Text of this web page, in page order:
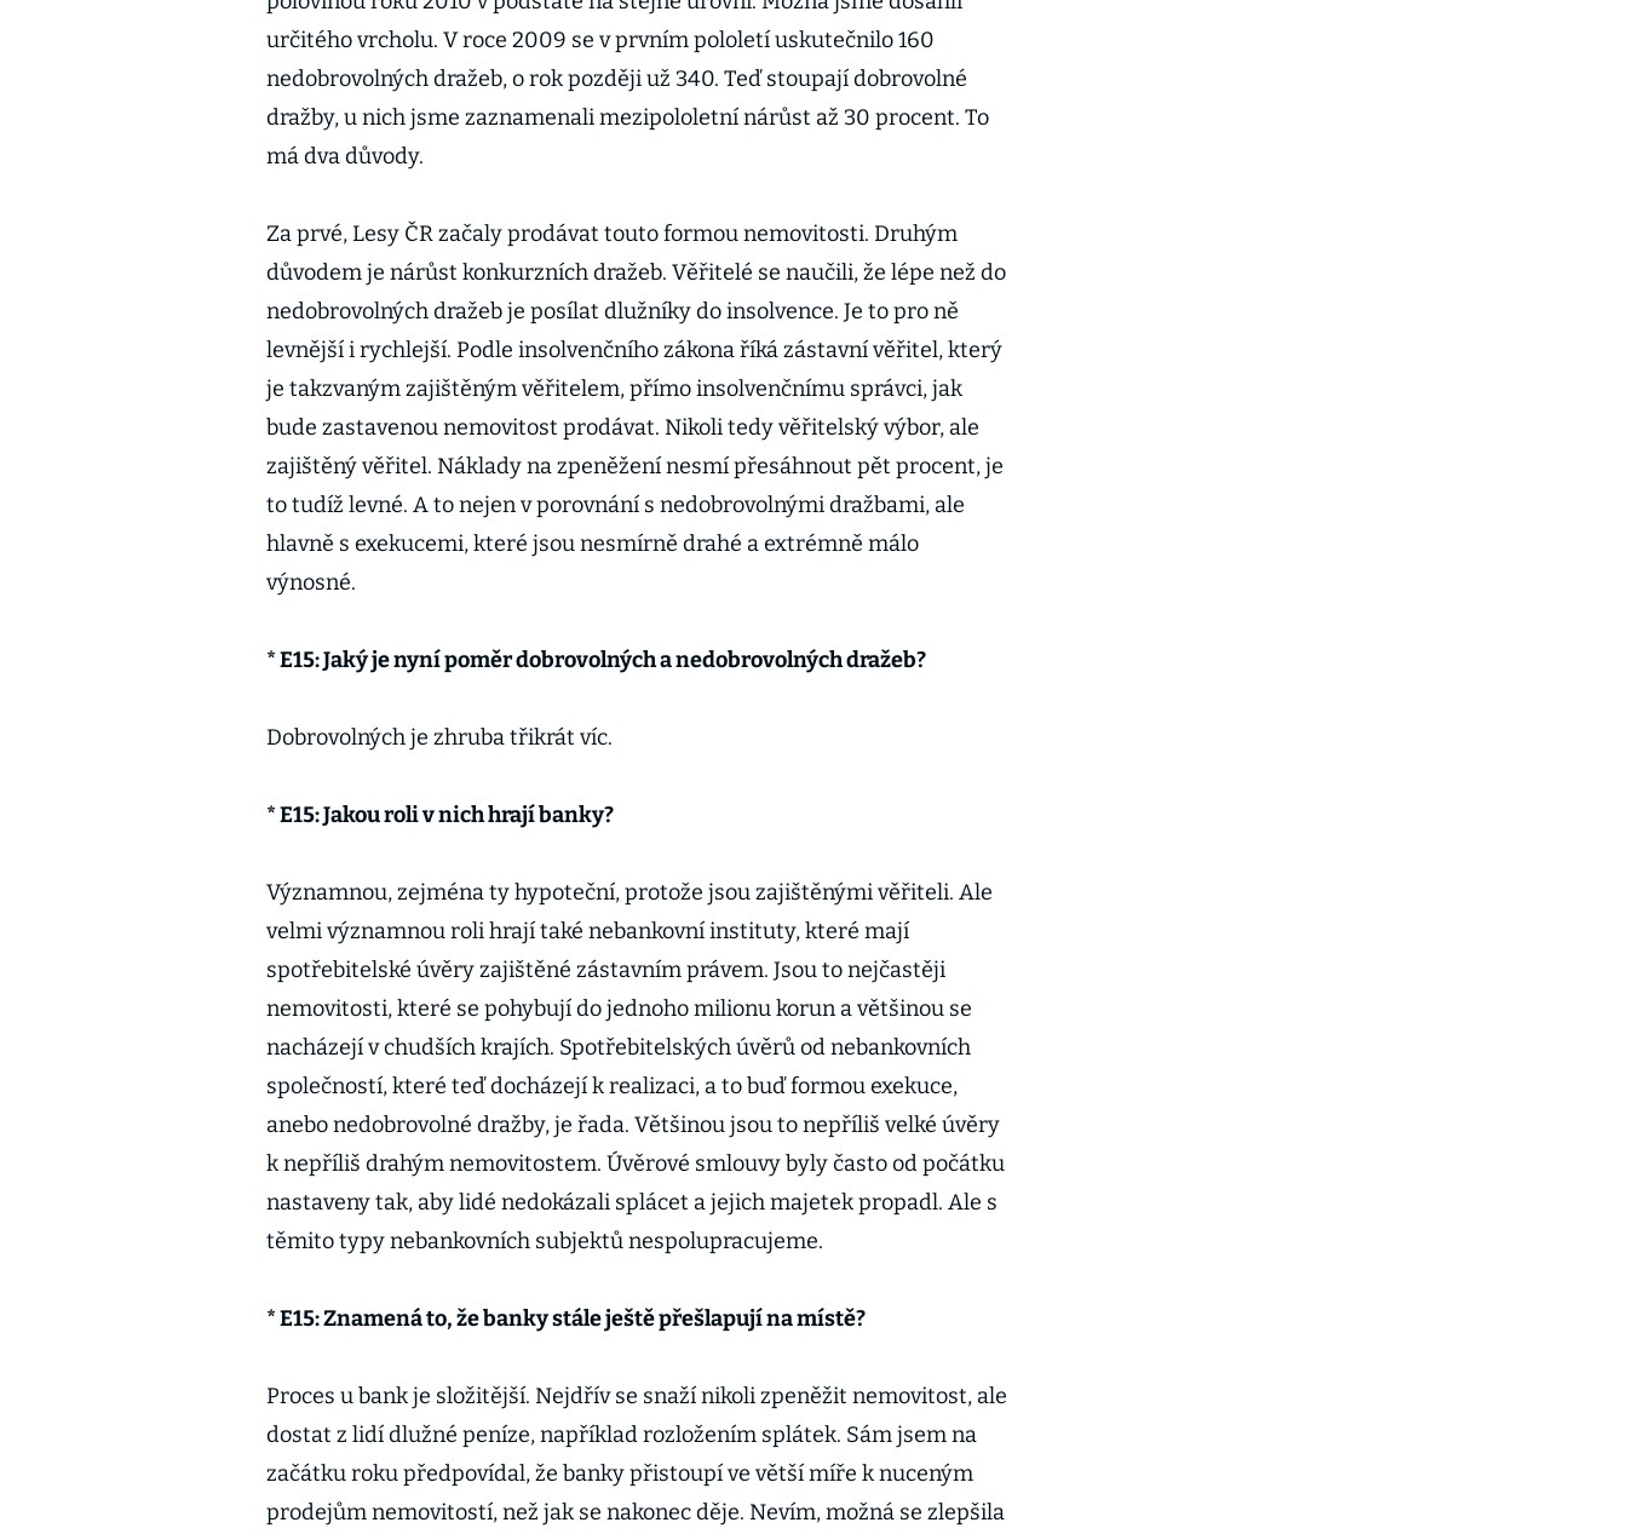
určitého vrcholu. V roce 2009 se v prvním pololetí uskutečnilo 160
nedobrovolných dražeb, o rok později už 340. Teď stoupají dobrovolné
dražby, u nich jsme zaznamenali mezipololetní nárůst až 30 procent. To
má dva důvody.
Za prvé, Lesy ČR začaly prodávat touto formou nemovitosti. Druhým
důvodem je nárůst konkurzních dražeb. Věřitelé se naučili, že lépe než do
nedobrovolných dražeb je posílat dlužníky do insolvence. Je to pro ně
levnější i rychlejší. Podle insolvenčního zákona říká zástavní věřitel, který
je takzvaným zajištěným věřitelem, přímo insolvenčnímu správci, jak
bude zastavenou nemovitost prodávat. Nikoli tedy věřitelský výbor, ale
zajištěný věřitel. Náklady na zpeněžení nesmí přesáhnout pět procent, je
to tudíž levné. A to nejen v porovnání s nedobrovolnými dražbami, ale
hlavně s exekucemi, které jsou nesmírně drahé a extrémně málo
výnosné.
* E15: Jaký je nyní poměr dobrovolných a nedobrovolných dražeb?
Dobrovolných je zhruba třikrát víc.
* E15: Jakou roli v nich hrají banky?
Významnou, zejména ty hypoteční, protože jsou zajištěnými věřiteli. Ale
velmi významnou roli hrají také nebankovní instituty, které mají
spotřebitelské úvěry zajištěné zástavním právem. Jsou to nejčastěji
nemovitosti, které se pohybují do jednoho milionu korun a většinou se
nacházejí v chudších krajích. Spotřebitelských úvěrů od nebankovních
společností, které teď docházejí k realizaci, a to buď formou exekuce,
anebo nedobrovolné dražby, je řada. Většinou jsou to nepříliš velké úvěry
k nepříliš drahým nemovitostem. Úvěrové smlouvy byly často od počátku
nastaveny tak, aby lidé nedokázali splácet a jejich majetek propadl. Ale s
těmito typy nebankovních subjektů nespolupracujeme.
* E15: Znamená to, že banky stále ještě přešlapují na místě?
Proces u bank je složitější. Nejdřív se snaží nikoli zpeněžit nemovitost, ale
dostat z lidí dlužné peníze, například rozložením splátek. Sám jsem na
začátku roku předpovídal, že banky přistoupí ve větší míře k nuceným
prodejům nemovitostí, než jak se nakonec děje. Nevím, možná se zlepšila